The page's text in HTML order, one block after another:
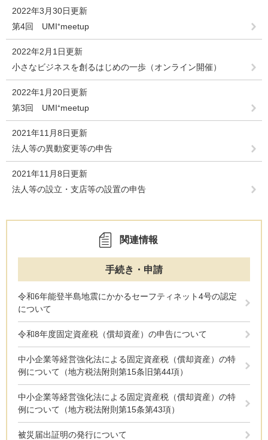
2022年3月30日更新
第4回 UMI⁺meetup
2022年2月1日更新
小さなビジネスを創るはじめの一歩（オンライン開催）
2022年1月20日更新
第3回 UMI⁺meetup
2021年11月8日更新
法人等の異動変更等の申告
2021年11月8日更新
法人等の設立・支店等の設置の申告
関連情報
手続き・申請
令和6年能登半島地震にかかるセーフティネット4号の認定
について
令和8年度固定資産税（償却資産）の申告について
中小企業等経営強化法による固定資産税（償却資産）の特
例について（地方税法附則第15条旧第44項）
中小企業等経営強化法による固定資産税（償却資産）の特
例について（地方税法附則第15条第43項）
被災届出証明の発行について